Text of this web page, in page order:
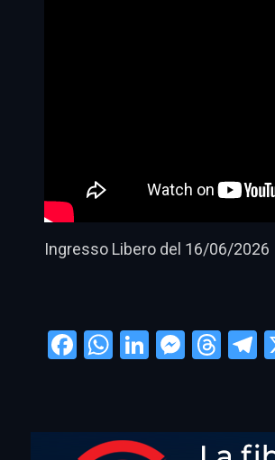
Ingresso Libero del 16/06/2026
Facebook
WhatsApp
LinkedIn